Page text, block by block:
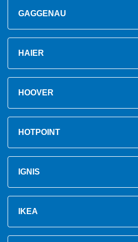
GAGGENAU
HAIER
HOOVER
HOTPOINT
IGNIS
IKEA